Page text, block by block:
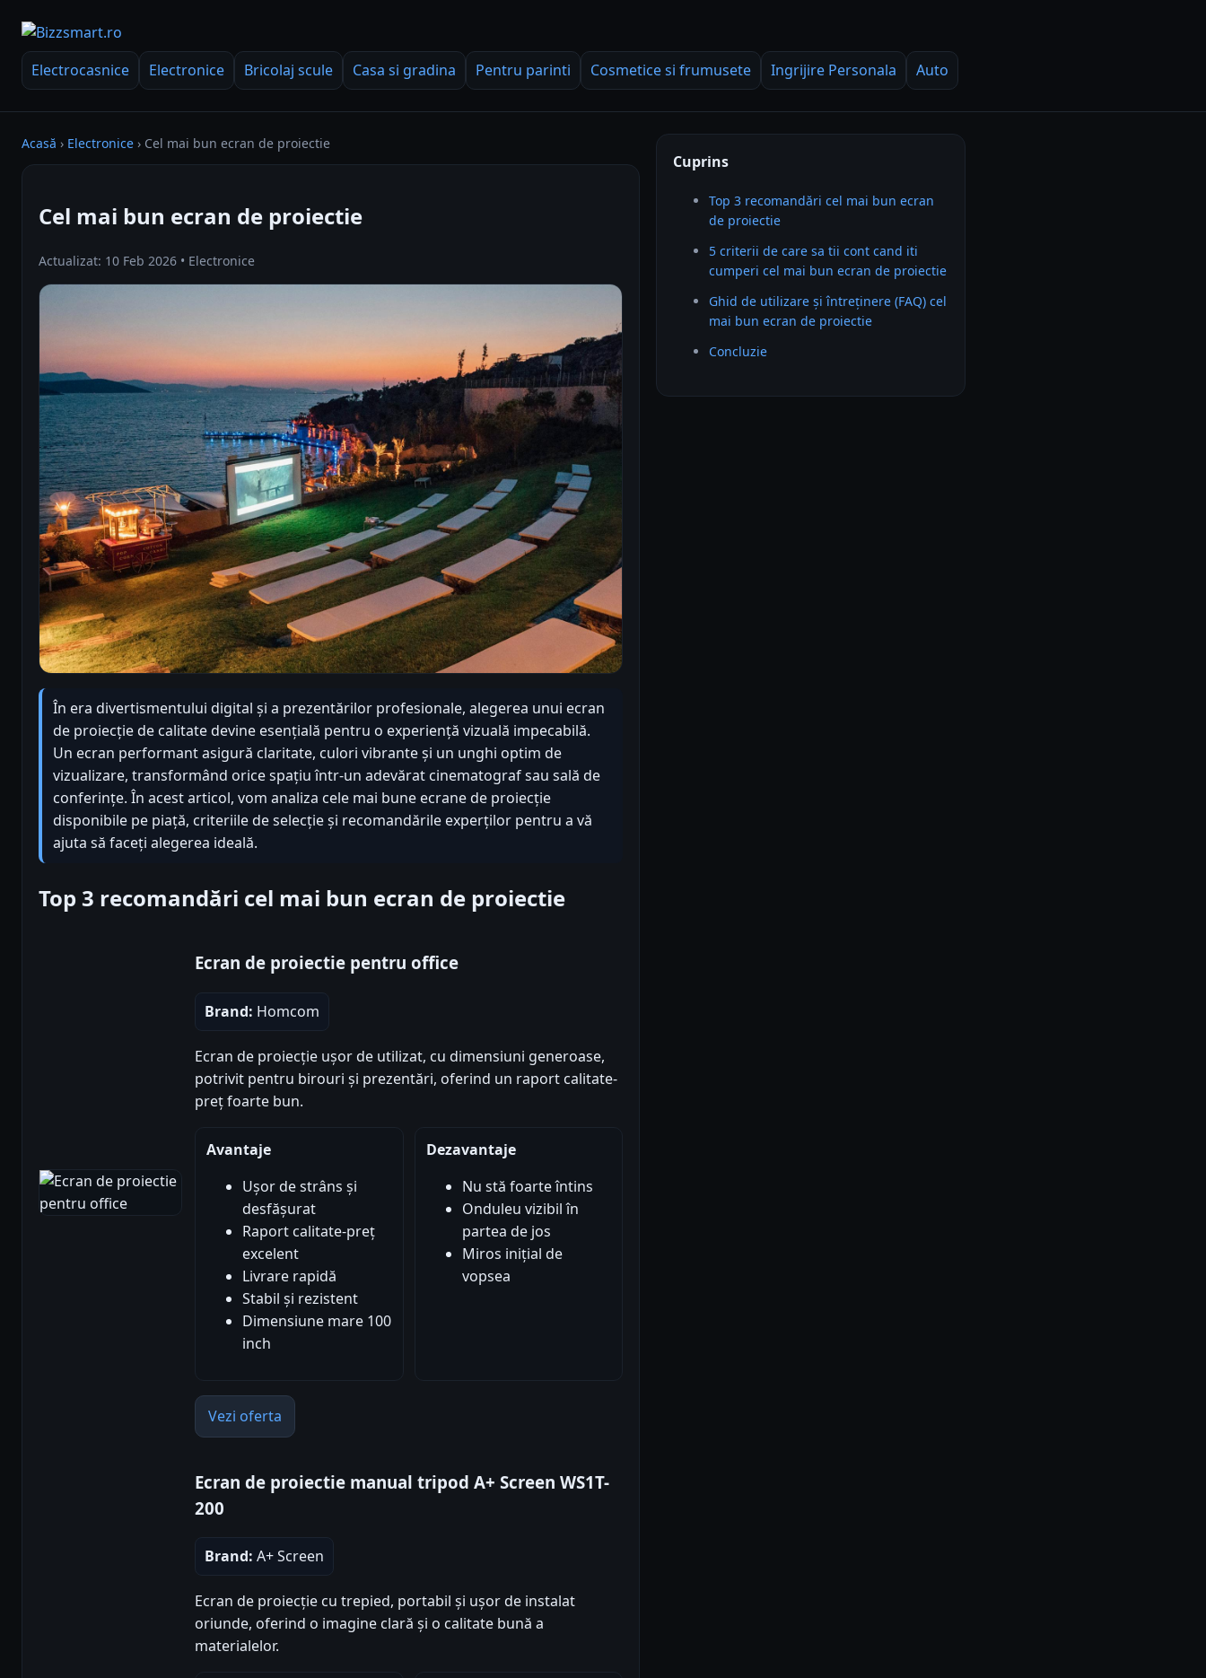
Electrocasnice Electronice Bricolaj scule Casa si gradina Pentru parinti Cosmetice si frumusete Ingrijire Personala Auto
Acasă › Electronice › Cel mai bun ecran de proiectie
Cel mai bun ecran de proiectie
Actualizat: 10 Feb 2026 • Electronice
În era divertismentului digital și a prezentărilor profesionale, alegerea unui ecran
de proiecție de calitate devine esențială pentru o experiență vizuală impecabilă.
Un ecran performant asigură claritate, culori vibrante și un unghi optim de
vizualizare, transformând orice spațiu într-un adevărat cinematograf sau sală de
conferințe. În acest articol, vom analiza cele mai bune ecrane de proiecție
disponibile pe piață, criteriile de selecție și recomandările experților pentru a vă
ajuta să faceți alegerea ideală.
Top 3 recomandări cel mai bun ecran de proiectie
Ecran de proiectie pentru office
Brand: Homcom
Ecran de proiecție ușor de utilizat, cu dimensiuni generoase,
potrivit pentru birouri și prezentări, oferind un raport calitate-
preț foarte bun.
Avantaje
Ușor de strâns și
desfășurat
Raport calitate-preț
excelent
Livrare rapidă
Stabil și rezistent
Dimensiune mare 100
inch
Dezavantaje
Nu stă foarte întins
Onduleu vizibil în
partea de jos
Miros inițial de
vopsea
Vezi oferta
Ecran de proiectie manual tripod A+ Screen WS1T-
200
Brand: A+ Screen
Ecran de proiecție cu trepied, portabil și ușor de instalat
oriunde, oferind o imagine clară și o calitate bună a
materialelor.
Cuprins
Top 3 recomandări cel mai bun ecran
de proiectie
5 criterii de care sa tii cont cand iti
cumperi cel mai bun ecran de proiectie
Ghid de utilizare și întreținere (FAQ) cel
mai bun ecran de proiectie
Concluzie